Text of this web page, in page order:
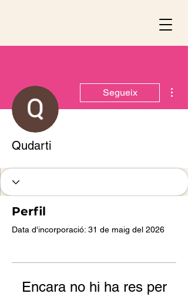
Segueix
Qudarti
Perfil
Data d'incorporació: 31 de maig del 2026
Encara no hi ha res per